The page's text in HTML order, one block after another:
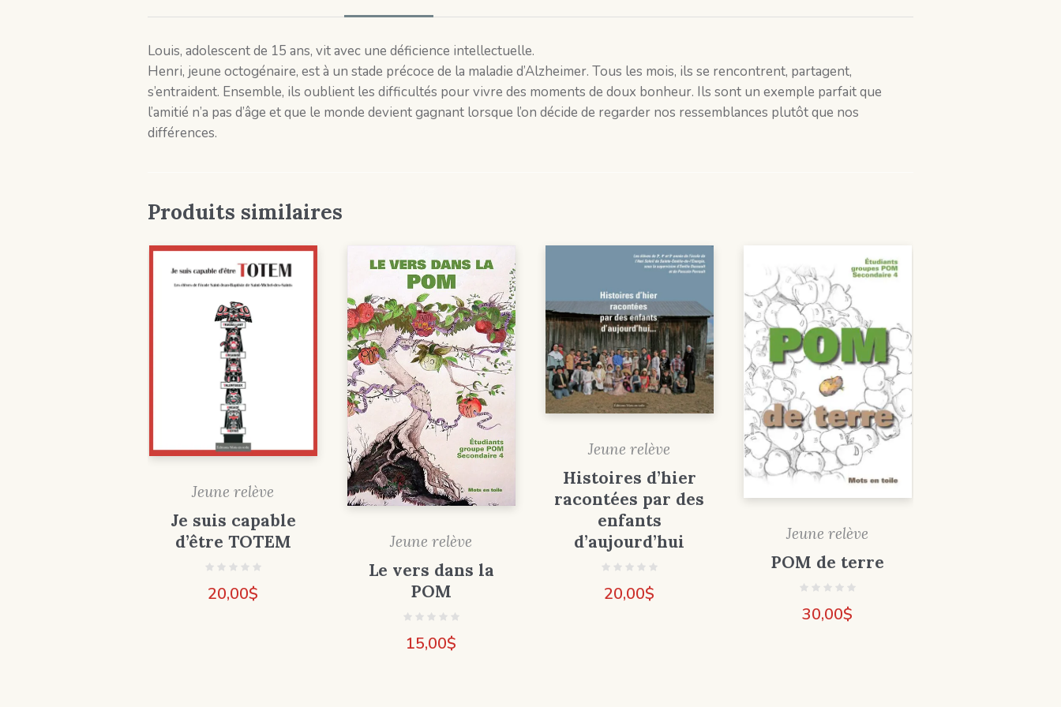
Louis, adolescent de 15 ans, vit avec une déficience intellectuelle.
Henri, jeune octogénaire, est à un stade précoce de la maladie d’Alzheimer. Tous les mois, ils se rencontrent, partagent,
s’entraident. Ensemble, ils oublient les difficultés pour vivre des moments de doux bonheur. Ils sont un exemple parfait que
l’amitié n’a pas d’âge et que le monde devient gagnant lorsque l’on décide de regarder nos ressemblances plutôt que nos
différences.
Produits similaires
Jeune relève
Je suis capable
d’être TOTEM
20,00$
Jeune relève
Le vers dans la
POM
15,00$
Jeune relève
Histoires d’hier
racontées par des
enfants
d’aujourd’hui
20,00$
Jeune relève
POM de terre
30,00$